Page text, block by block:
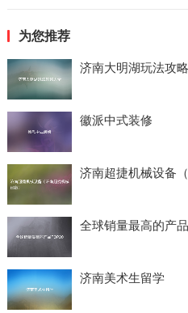
为您推荐
济南大明湖玩法攻
徽派中式装修
济南超捷机械设备
全球销量最高的产
济南美术生留学